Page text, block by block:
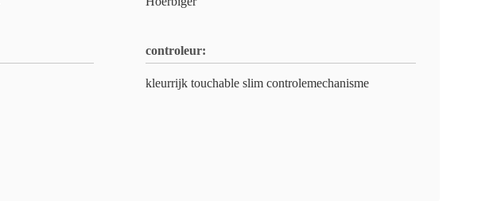
controleur:
kleurrijk touchable slim controlemechanisme